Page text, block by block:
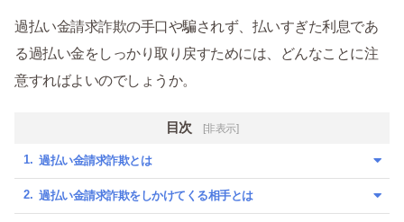
過払い金請求詐欺の手口や騙されず、払いすぎた利息であ
る過払い金をしっかり取り戻すためには、どんなことに注
意すればよいのでしょうか。
目次 [非表示]
過払い金請求詐欺とは
過払い金請求詐欺をしかけてくる相手とは